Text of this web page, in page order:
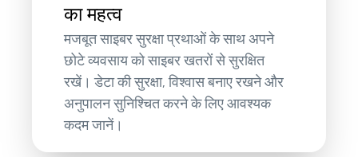
का महत्व
मजबूत साइबर सुरक्षा प्रथाओं के साथ अपने
छोटे व्यवसाय को साइबर खतरों से सुरक्षित
रखें। डेटा की सुरक्षा, विश्वास बनाए रखने और
अनुपालन सुनिश्चित करने के लिए आवश्यक
कदम जानें।